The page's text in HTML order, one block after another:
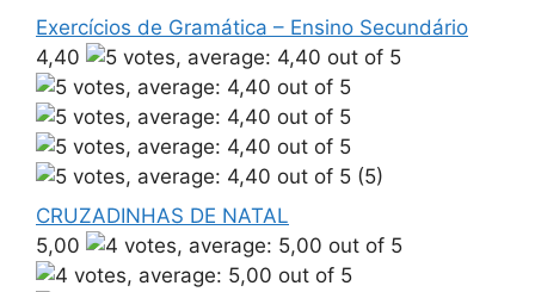
Exercícios de Gramática – Ensino Secundário
4,40
(5)
CRUZADINHAS DE NATAL
5,00